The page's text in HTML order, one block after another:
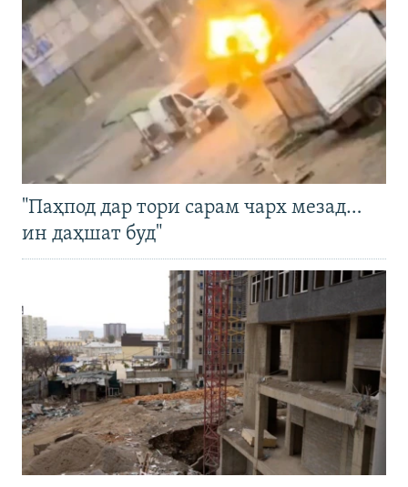
"Паҳпод дар тори сарам чарх мезад…
ин даҳшат буд"